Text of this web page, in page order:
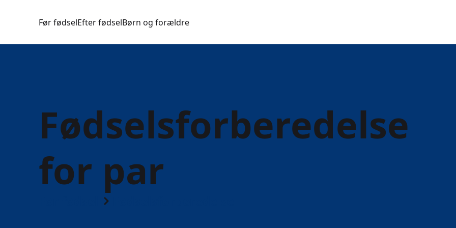
Før fødselEfter fødselBørn og forældre
Fødselsforberedelse
for par